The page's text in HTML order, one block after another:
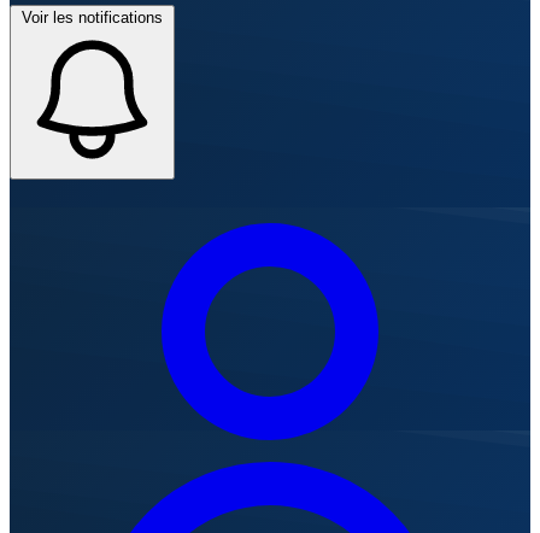
Voir les notifications